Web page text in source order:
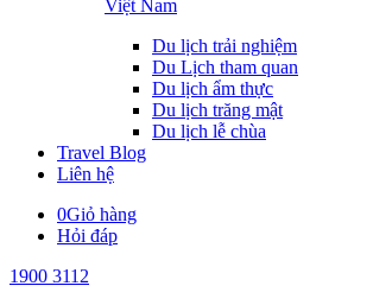
Việt Nam
Du lịch trải nghiệm
Du Lịch tham quan
Du lịch ẩm thực
Du lịch trăng mật
Du lịch lễ chùa
Travel Blog
Liên hệ
0Giỏ hàng
Hỏi đáp
1900 3112